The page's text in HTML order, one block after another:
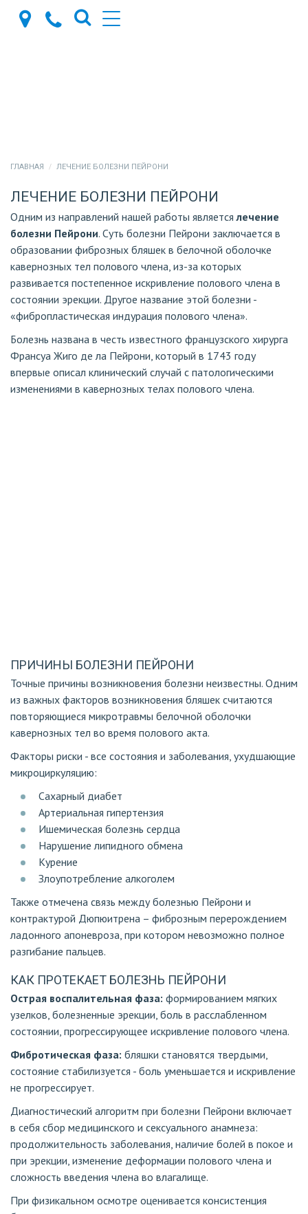
ГЛАВНАЯ ЛЕЧЕНИЕ БОЛЕЗНИ ПЕЙРОНИ
ЛЕЧЕНИЕ БОЛЕЗНИ ПЕЙРОНИ
Одним из направлений нашей работы являетсялечение
болезни Пейрони. Суть болезни Пейрони заключается в
образовании фиброзных бляшек в белочной оболочке
кавернозных тел полового члена, из-за которых
развивается постепенное искривление полового члена в
состоянии эрекции. Другое название этой болезни -
«фибропластическая индурация полового члена».
Болезнь названа в честь известного французского хирурга
Франсуа Жиго де ла Пейрони, который в 1743 году
впервые описал клинический случай с патологическими
изменениями в кавернозных телах полового члена.
ПРИЧИНЫ БОЛЕЗНИ ПЕЙРОНИ
Точные причины возникновения болезни неизвестны. Одним
из важных факторов возникновения бляшек считаются
повторяющиеся микротравмы белочной оболочки
кавернозных тел во время полового акта.
Факторы риски - все состояния и заболевания, ухудшающие
микроциркуляцию:
Сахарный диабет
Артериальная гипертензия
Ишемическая болезнь сердца
Нарушение липидного обмена
Курение
Злоупотребление алкоголем
Также отмечена связь между болезнью Пейрони и
контрактурой Дюпюитрена – фиброзным перерождением
ладонного апоневроза, при котором невозможно полное
разгибание пальцев.
КАК ПРОТЕКАЕТ БОЛЕЗНЬ ПЕЙРОНИ
Острая воспалительная фаза: формированием мягких
узелков, болезненные эрекции, боль в расслабленном
состоянии, прогрессирующее искривление полового члена.
Фибротическая фаза: бляшки становятся твердыми,
состояние стабилизуется - боль уменьшается и искривление
не прогрессирует.
Диагностический алгоритм при болезни Пейрони включает
в себя сбор медицинского и сексуального анамнеза:
продолжительность заболевания, наличие болей в покое и
при эрекции, изменение деформации полового члена и
сложность введения члена во влагалище.
При физикальном осмотре оценивается консистенция